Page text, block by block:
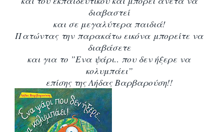
διαβαστεί
και σε μεγαλύτερα παιδιά!
Πατώντας την παρακάτω εικόνα μπορείτε να
διαβάσετε
και για το ”Ενα ψάρι.. που δεν ήξερε να
κολυμπάει”
επίσης της Λήδας Βαρβαρούση!!